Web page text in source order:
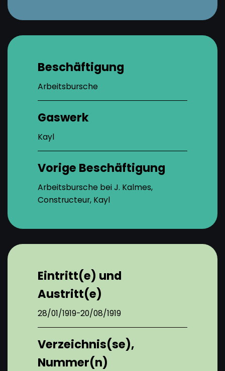
Beschäftigung
Arbeitsbursche
Gaswerk
Kayl
Vorige Beschäftigung
Arbeitsbursche bei J. Kalmes,
Constructeur, Kayl
Eintritt(e) und
Austritt(e)
28/01/1919-20/08/1919
Verzeichnis(se),
Nummer(n)